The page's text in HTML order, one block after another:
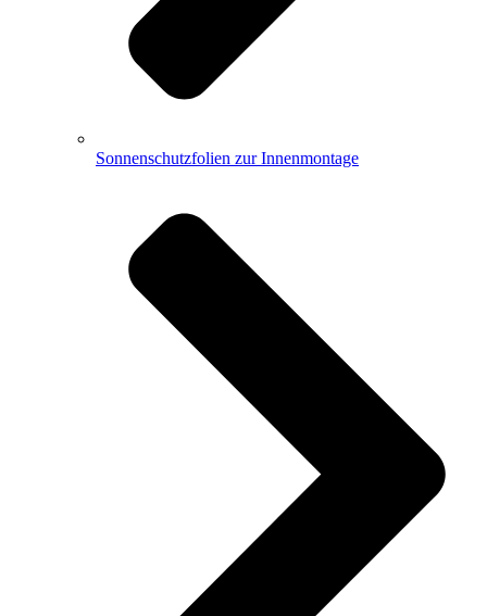
Sonnenschutzfolien zur Innenmontage